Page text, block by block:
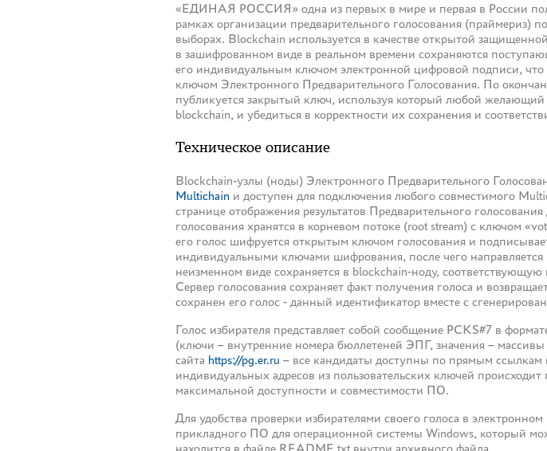
«ЕДИНАЯ РОССИЯ» одна из первых в мире и первая в России
рамках организации предварительного голосования
выборах. Blockchain используется в качестве открытой
в зашифрованном виде в реальном времени сохраняются
его индивидуальным ключом электронной цифровой подписи,
ключом Электронного Предварительного Голосования. По
публикуется закрытый ключ, используя который любой
blockchain, и убедиться в корректности их сохранения и
Техническое описание
Blockchain-узлы (ноды) Электронного Предварительного
Multichain и доступен для подключения любого совместимого
странице отображения результатов Предварительного
голосования хранятся в корневом потоке (root stream) с ключом
его голос шифруется открытым ключом голосования и
индивидуальными ключами шифрования, после чего направляется
неизменном виде сохраняется в blockchain-ноду,
Сервер голосования сохраняет факт получения голоса и
сохранен его голос - данный идентификатор вместе с
Голос избирателя представляет собой сообщение PCKS#7 в
(ключи – внутренние номера бюллетеней ЭПГ, значения –
сайта https://pg.er.ru – все кандидаты доступны по прямым ссылкам
индивидуальных адресов из пользовательских ключей
максимальной доступности и совместимости ПО.
Для удобства проверки избирателями своего голоса в
прикладного ПО для операционной системы Windows, который